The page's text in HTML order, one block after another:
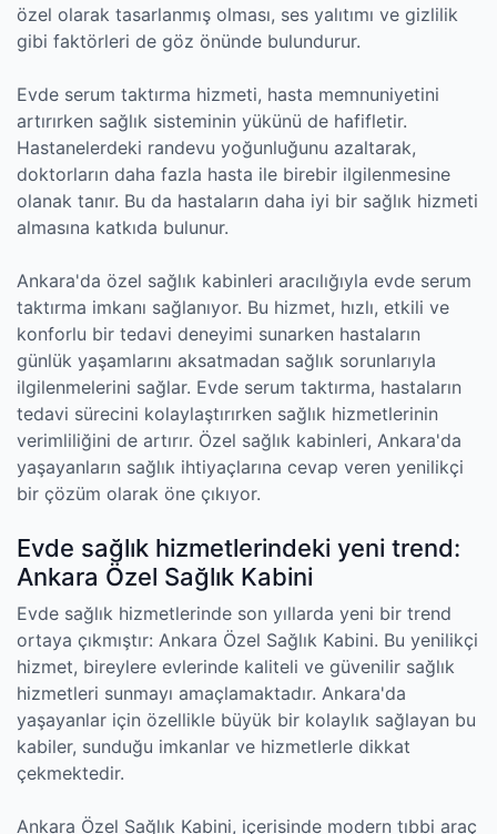
özel olarak tasarlanmış olması, ses yalıtımı ve gizlilik
gibi faktörleri de göz önünde bulundurur.
Evde serum taktırma hizmeti, hasta memnuniyetini
artırırken sağlık sisteminin yükünü de hafifletir.
Hastanelerdeki randevu yoğunluğunu azaltarak,
doktorların daha fazla hasta ile birebir ilgilenmesine
olanak tanır. Bu da hastaların daha iyi bir sağlık hizmeti
almasına katkıda bulunur.
Ankara'da özel sağlık kabinleri aracılığıyla evde serum
taktırma imkanı sağlanıyor. Bu hizmet, hızlı, etkili ve
konforlu bir tedavi deneyimi sunarken hastaların
günlük yaşamlarını aksatmadan sağlık sorunlarıyla
ilgilenmelerini sağlar. Evde serum taktırma, hastaların
tedavi sürecini kolaylaştırırken sağlık hizmetlerinin
verimliliğini de artırır. Özel sağlık kabinleri, Ankara'da
yaşayanların sağlık ihtiyaçlarına cevap veren yenilikçi
bir çözüm olarak öne çıkıyor.
Evde sağlık hizmetlerindeki yeni trend:
Ankara Özel Sağlık Kabini
Evde sağlık hizmetlerinde son yıllarda yeni bir trend
ortaya çıkmıştır: Ankara Özel Sağlık Kabini. Bu yenilikçi
hizmet, bireylere evlerinde kaliteli ve güvenilir sağlık
hizmetleri sunmayı amaçlamaktadır. Ankara'da
yaşayanlar için özellikle büyük bir kolaylık sağlayan bu
kabiler, sunduğu imkanlar ve hizmetlerle dikkat
çekmektedir.
Ankara Özel Sağlık Kabini, içerisinde modern tıbbi araç